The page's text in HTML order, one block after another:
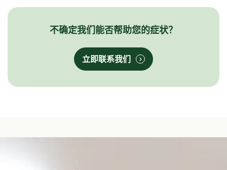
不确定我们能否帮助您的症状？
立即联系我们